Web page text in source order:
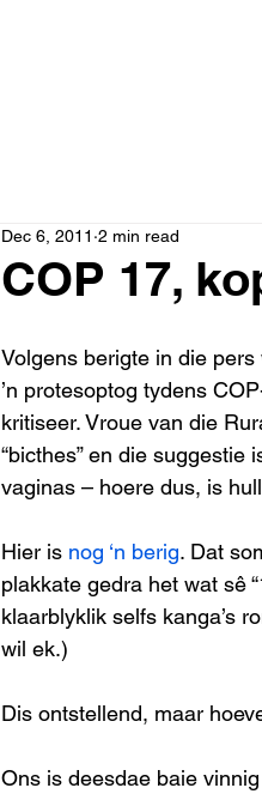
COP 17,
Dec 6, 2011 2 min read
Volgens berigte in die
’n protesoptog tydens
kritiseer. Vroue van die
“bicthes” en die
vaginas – hoere dus, is
Hier is nog ‘n berig. Dat
plakkate gedra het wat sê
klaarblyklik selfs kanga’s
wil ek.)
Dis ontstellend, maar
Ons is deesdae baie